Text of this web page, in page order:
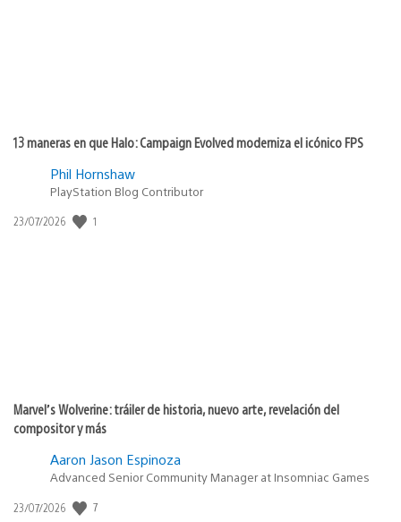
13 maneras en que Halo: Campaign Evolved moderniza el icónico FPS
Phil Hornshaw
PlayStation Blog Contributor
Fecha
23/07/2026 1
Marvel’s Wolverine: tráiler de historia, nuevo arte, revelación del
compositor y más
Aaron Jason Espinoza
Advanced Senior Community Manager at Insomniac Games
Fecha
23/07/2026 7